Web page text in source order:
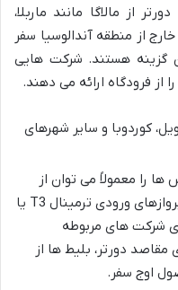
از مالاگا مانند ماربلا،
خارج از منطقه آندالوسیا سفر
گزینه هستند. شرکت هایی
سویل، کوردوبا و سایر شهرهای
ها را معمولاً می توان از
باجه های فروش بلیط در سالن پروازهای ورودی ترمینال T3 یا
شرکت های مربوطه
دورتر، بلیط ها از
اوج سفر.